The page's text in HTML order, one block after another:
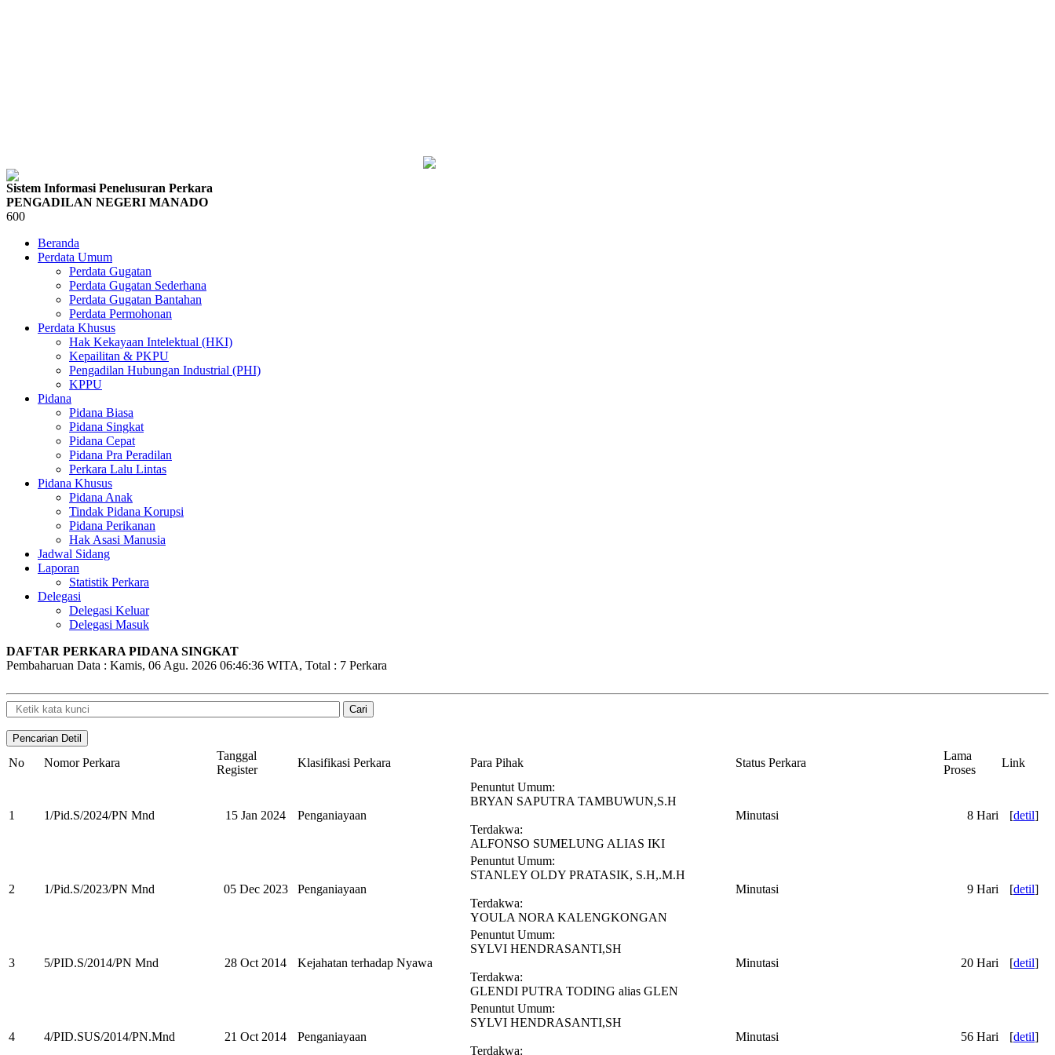
Sistem Informasi Penelusuran Perkara
PENGADILAN NEGERI MANADO
600
Beranda
Perdata Umum
Perdata Gugatan
Perdata Gugatan Sederhana
Perdata Gugatan Bantahan
Perdata Permohonan
Perdata Khusus
Hak Kekayaan Intelektual (HKI)
Kepailitan & PKPU
Pengadilan Hubungan Industrial (PHI)
KPPU
Pidana
Pidana Biasa
Pidana Singkat
Pidana Cepat
Pidana Pra Peradilan
Perkara Lalu Lintas
Pidana Khusus
Pidana Anak
Tindak Pidana Korupsi
Pidana Perikanan
Hak Asasi Manusia
Jadwal Sidang
Laporan
Statistik Perkara
Delegasi
Delegasi Keluar
Delegasi Masuk
DAFTAR PERKARA PIDANA SINGKAT
Pembaharuan Data : Kamis, 06 Agu. 2026 06:46:36 WITA, Total : 7 Perkara
No Nomor Perkara
Tanggal
Register
Klasifikasi Perkara Para Pihak Status Perkara
Lama
Proses
Link
1 1/Pid.S/2024/PN Mnd 15 Jan 2024 Penganiayaan
Penuntut Umum:
BRYAN SAPUTRA TAMBUWUN,S.H
Terdakwa:
ALFONSO SUMELUNG ALIAS IKI
Minutasi 8 Hari [detil]
2 1/Pid.S/2023/PN Mnd 05 Dec 2023 Penganiayaan
Penuntut Umum:
STANLEY OLDY PRATASIK, S.H,.M.H
Terdakwa:
YOULA NORA KALENGKONGAN
Minutasi 9 Hari [detil]
3 5/PID.S/2014/PN Mnd 28 Oct 2014 Kejahatan terhadap Nyawa
Penuntut Umum:
SYLVI HENDRASANTI,SH
Terdakwa:
GLENDI PUTRA TODING alias GLEN
Minutasi 20 Hari [detil]
4 4/PID.SUS/2014/PN.Mnd 21 Oct 2014 Penganiayaan
Penuntut Umum:
SYLVI HENDRASANTI,SH
Terdakwa:
Minutasi 56 Hari [detil]